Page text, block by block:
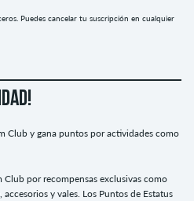
Puedes cancelar tu suscripción en cualquier
Club y gana puntos por actividades como
Club por recompensas exclusivas como
y vales. Los Puntos de Estatus